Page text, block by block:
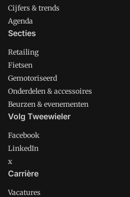
Cijfers & trends
Agenda
Secties
Retailing
Fietsen
Gemotoriseerd
Onderdelen & accessoires
Beurzen & evenementen
Volg Tweewieler
Facebook
LinkedIn
x
Carrière
Vacatures